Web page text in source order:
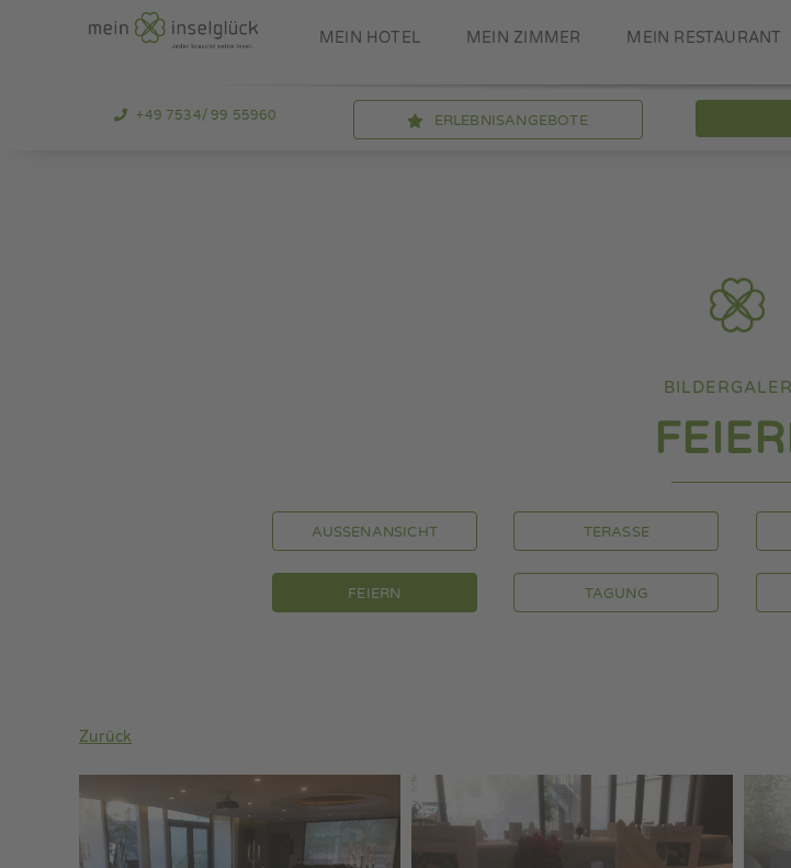
MEIN HOTEL MEIN ZIMMER MEIN RESTAURANT
+49 7534/ 99 55960 ERLEBNISANGEBOTE
AUSSENANSICHT TERASSE
FEIERN TAGUNG
Zurück